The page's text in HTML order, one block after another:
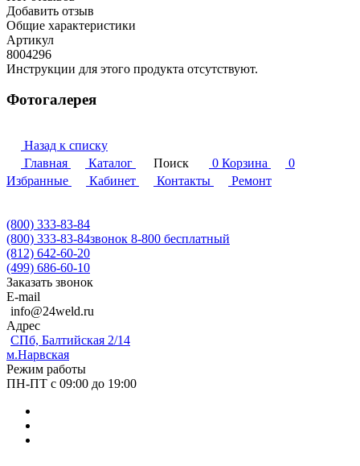
Добавить отзыв
Общие характеристики
Артикул
8004296
Инструкции для этого продукта отсутствуют.
Фотогалерея
Назад к списку
Главная
Каталог Поиск 0 Корзина
0
Избранные
Кабинет Контакты Ремонт
(800) 333-83-84
(800) 333-83-84звонок 8-800 бесплатный
(812) 642-60-20
(499) 686-60-10
Заказать звонок
E-mail
info@24weld.ru
Адрес
СПб, Балтийская 2/14
м.Нарвская
Режим работы
ПН-ПТ с 09:00 до 19:00